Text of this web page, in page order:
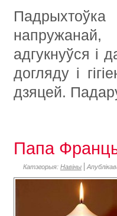
адгукнуўся і
догляду і
дзяцей.
Папа
Катэгорыя: Навіны